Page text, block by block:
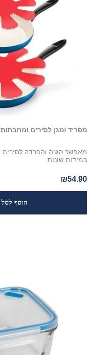
מפריד ומגן לסירים ומחבתות
במידות שונות
₪54.90